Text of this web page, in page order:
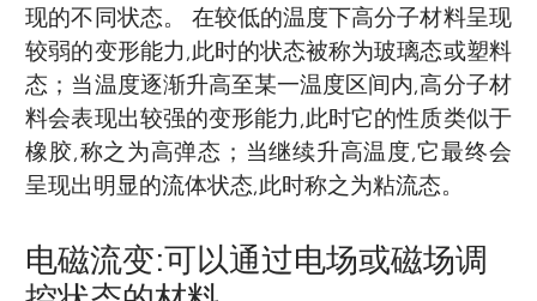
现的不同状态。 在较低的温度下高分子材料呈现
较弱的变形能力,此时的状态被称为玻璃态或塑料
态；当温度逐渐升高至某一温度区间内,高分子材
料会表现出较强的变形能力,此时它的性质类似于
橡胶,称之为高弹态；当继续升高温度,它最终会
呈现出明显的流体状态,此时称之为粘流态。
电磁流变:可以通过电场或磁场调